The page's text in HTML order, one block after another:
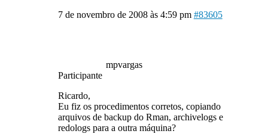
7 de novembro de 2008 às 4:59 pm #83605
mpvargas
Participante
Ricardo,
Eu fiz os procedimentos corretos, copiando
arquivos de backup do Rman, archivelogs e
redologs para a outra máquina?